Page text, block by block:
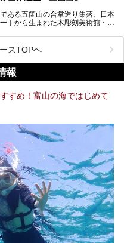
ン」に宿泊して、食を満喫してき
す！
ある五箇山の合掌造り集落、日本
丁から生まれた木彫刻美術館・井
力的な観光スポットがたくさんあ
ベルジュ＆温泉ウェルネススパ
泊まって、歴史の旅にお出かけし
スTOPへ
報
すめ！富山の海ではじめて